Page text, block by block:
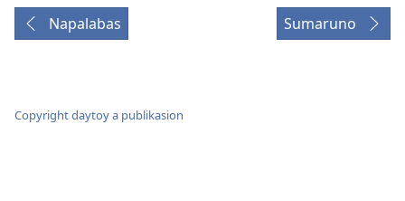
Napalabas Sumaruno
Copyright daytoy a publikasion